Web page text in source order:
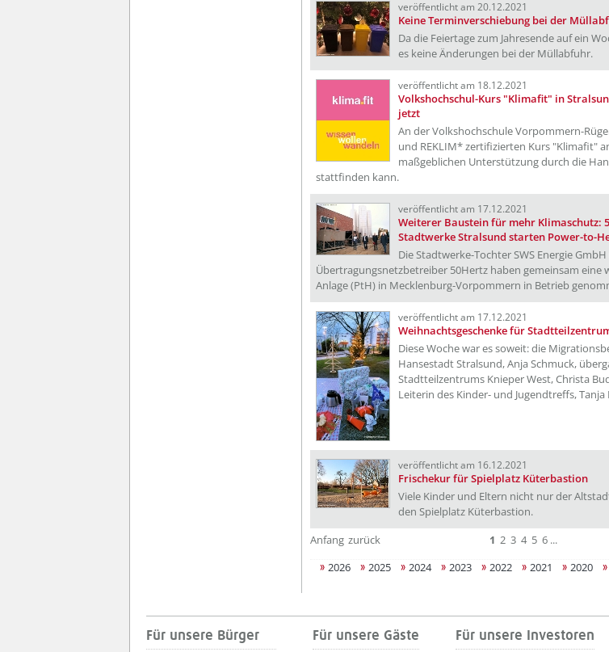
veröffentlicht am 20.12.2021
Keine Terminverschiebung bei der
Da die Feiertage zum Jahresende auf ein
es keine Änderungen bei der Müllabfuhr.
veröffentlicht am 18.12.2021
Volkshochschul-Kurs "Klimafit" in
jetzt
An der Volkshochschule Vorpommern-
und REKLIM* zertifizierten Kurs "Klimafit"
maßgeblichen Unterstützung durch die
stattfinden kann.
veröffentlicht am 17.12.2021
Weiterer Baustein für mehr Klimaschutz:
Stadtwerke Stralsund starten Power-to-
Die Stadtwerke-Tochter SWS Energie
Übertragungsnetzbetreiber 50Hertz haben gemeinsam eine
Anlage (PtH) in Mecklenburg-Vorpommern in Betrieb
veröffentlicht am 17.12.2021
Weihnachtsgeschenke für
Diese Woche war es soweit: die
Hansestadt Stralsund, Anja Schmuck,
Stadtteilzentrums Knieper West, Christa
Leiterin des Kinder- und Jugendtreffs, Tanja
veröffentlicht am 16.12.2021
Frischekur für Spielplatz Küterbastion
Viele Kinder und Eltern nicht nur der
den Spielplatz Küterbastion.
Anfang zurück 1 2 3 4 5 6 ...
2026
2025 2024 2023 2022 2021 2020
Für unsere Bürger Für unsere Gäste Für unsere Investoren